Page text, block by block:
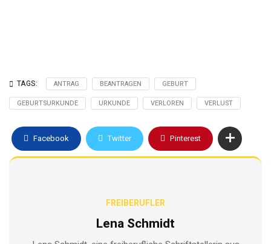
TAGS: ANTRAG BEANTRAGEN
GEBURT
GEBURTSURKUNDE
URKUNDE VERLOREN VERLUST
Facebook Twitter Pinterest
FREIBERUFLER
Lena Schmidt